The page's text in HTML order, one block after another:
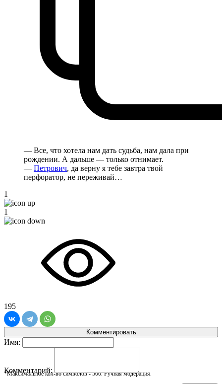
— Все, что хотела нам дать судьба, нам дала при
рождении. А дальше — только отнимает.
— Петрович, да верну я тебе завтра твой
перфоратор, не переживай…
1
1
195
Комментировать
Имя:
Комментарий:
*Максимальное кол-во символов - 500. Ручная модерация.